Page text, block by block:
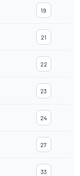
19
21
22
23
24
27
33